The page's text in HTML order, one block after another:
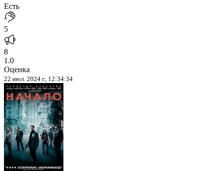
Есть
5
8
1.0
Оценка
22 июл. 2024 г., 12:34:34